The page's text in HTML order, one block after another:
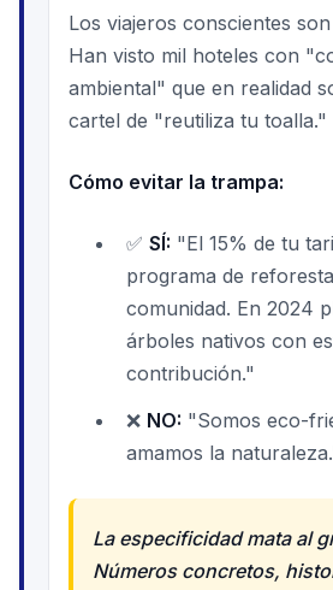
Los viajeros conscientes
Han visto mil hoteles con
ambiental" que en realidad
cartel de "reutiliza tu toalla."
Cómo evitar la trampa:
✅ SÍ: "El 15% de tu
programa de
comunidad. En 2024
árboles nativos con
contribución."
❌ NO: "Somos eco-
amamos la
La especificidad mata al
Números concretos,